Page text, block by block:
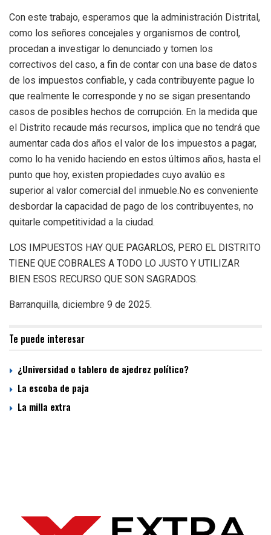
Con este trabajo, esperamos que la administración Distrital,
como los señores concejales y organismos de control,
procedan a investigar lo denunciado y tomen los
correctivos del caso, a fin de contar con una base de datos
de los impuestos confiable, y cada contribuyente pague lo
que realmente le corresponde y no se sigan presentando
casos de posibles hechos de corrupción. En la medida que
el Distrito recaude más recursos, implica que no tendrá que
aumentar cada dos años el valor de los impuestos a pagar,
como lo ha venido haciendo en estos últimos años, hasta el
punto que hoy, existen propiedades cuyo avalúo es
superior al valor comercial del inmueble.No es conveniente
desbordar la capacidad de pago de los contribuyentes, no
quitarle competitividad a la ciudad.
LOS IMPUESTOS HAY QUE PAGARLOS, PERO EL DISTRITO
TIENE QUE COBRALES A TODO LO JUSTO Y UTILIZAR
BIEN ESOS RECURSO QUE SON SAGRADOS.
Barranquilla, diciembre 9 de 2025.
Te puede interesar
¿Universidad o tablero de ajedrez político?
La escoba de paja
La milla extra